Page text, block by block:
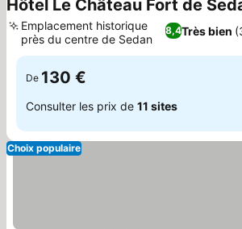
Hôtel Le Château Fort de
8,4Très bien
Emplacement historique
près du centre de Sedan
De 130 €
Consulter les prix de 11 sites
Choix populaire